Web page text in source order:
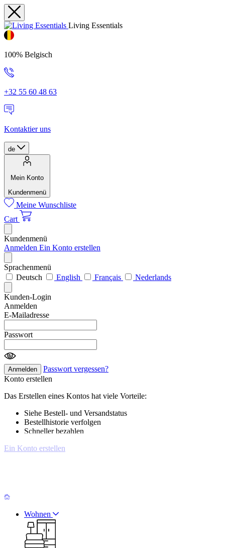
Living Essentials
100% Belgisch
+32 55 60 48 63
Kontaktier uns
de
Mein Konto
Kundenmenü
Meine Wunschliste
Cart
Kundenmenü
Anmelden Ein Konto erstellen
Sprachenmenü
Deutsch
English Français Nederlands
Kunden-Login
Anmelden
E-Mailadresse
Passwort
Anmelden
Passwort vergessen?
Konto erstellen
Das Erstellen eines Kontos hat viele Vorteile:
Siehe Bestell- und Versandstatus
Bestellhistorie verfolgen
Schneller bezahlen
Ein Konto erstellen
Wohnen